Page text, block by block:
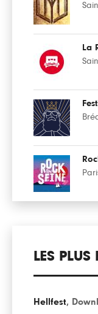
La
LES PLUS
Hellfest,